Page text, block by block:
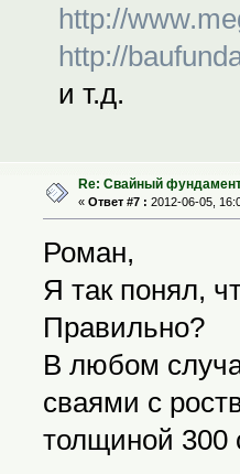
http://
http://
и т.д.
Re: Свайный
« Ответ #7 : 2012-06-05,
Роман,
Я так понял,
Правильно?
В любом
сваями с
толщиной 300